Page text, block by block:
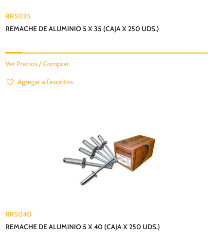
RR5035
REMACHE DE ALUMINIO 5 X 35 (CAJA X 250 UDS.)
Ver Precios / Comprar
Agregar a favoritos
RR5040
REMACHE DE ALUMINIO 5 X 40 (CAJA X 250 UDS.)